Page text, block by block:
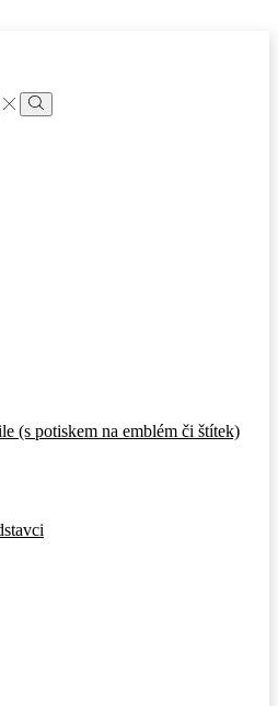
Search
(s potiskem na emblém či štítek)